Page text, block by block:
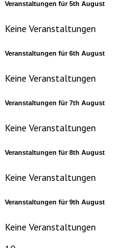
Veranstaltungen für5th August
Keine Veranstaltungen
Veranstaltungen für6th August
Keine Veranstaltungen
Veranstaltungen für7th August
Keine Veranstaltungen
Veranstaltungen für8th August
Keine Veranstaltungen
Veranstaltungen für9th August
Keine Veranstaltungen